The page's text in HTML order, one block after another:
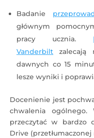
Badanie
głównym
pracy ucznia.
Vanderbilt zalecają
dawnych co 15
lesze wyniki i
Docenienie jest
chwalenia
przeczytać w bardzo
Drive